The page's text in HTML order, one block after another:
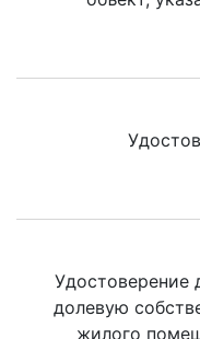
Удостоверение
долевую
жилого